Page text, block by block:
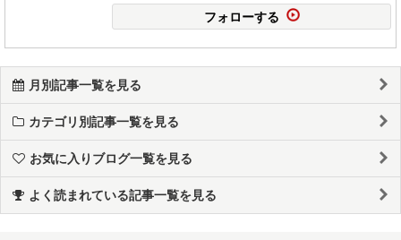
フォローする
月別記事一覧を見る
カテゴリ別記事一覧を見る
お気に入りブログ一覧を見る
よく読まれている記事一覧を見る